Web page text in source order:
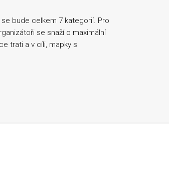
bude celkem 7 kategorií. Pro
se snaží o maximální
trati a v cíli, mapky s